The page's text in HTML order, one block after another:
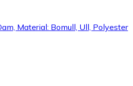
Material: Bomull, Ull, Polyester